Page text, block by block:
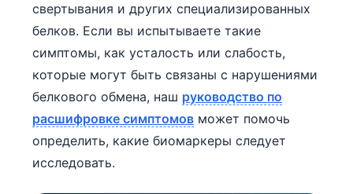
свертывания и других специализированных
белков. Если вы испытываете такие
симптомы, как усталость или слабость,
которые могут быть связаны с нарушениями
белкового обмена, наш руководство по
расшифровке симптомов может помочь
определить, какие биомаркеры следует
исследовать.